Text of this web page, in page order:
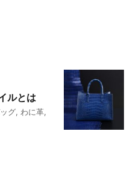
ルとは
グ, わに革,